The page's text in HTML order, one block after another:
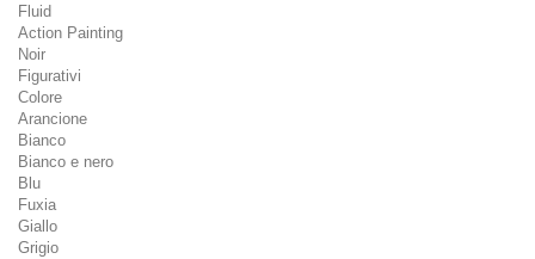
Fluid
Action Painting
Noir
Figurativi
Colore
Arancione
Bianco
Bianco e nero
Blu
Fuxia
Giallo
Grigio